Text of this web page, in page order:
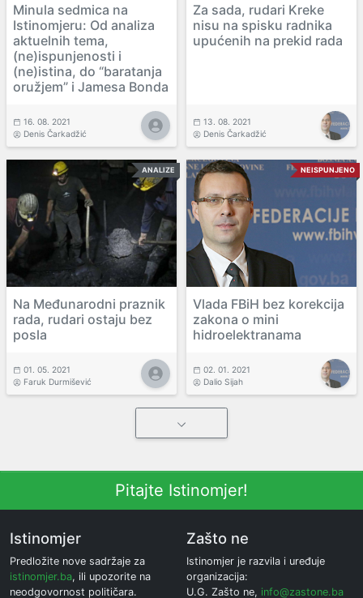
Minula sedmica na
Istinomjeru: Od analiza
aktuelnih tema,
(ne)ispunjenosti i
(ne)istina, do “baratanja
oružjem” i Jamesa Bonda
16. 08. 2021
Denis Čarkadžić
Za sada, rudari Kreke
nisu na spisku radnika
upućenih na prekid rada
13. 08. 2021
Denis Čarkadžić
ANALIZE
Na Međunarodni praznik
rada, rudari ostaju bez
posla
01. 05. 2021
Faruk Durmišević
NEISPUNJENO
Vlada FBiH bez korekcija
zakona o mini
hidroelektranama
02. 01. 2021
Dalio Sijah
Pitajte Istinomjer!
Istinomjer
Predložite nove sadržaje za
istinomjer.ba, ili upozorite na
neodgovornost političara.
Zašto ne
Istinomjer je razvila i uređuje
organizacija:
U.G. Zašto ne, info@zastone.ba